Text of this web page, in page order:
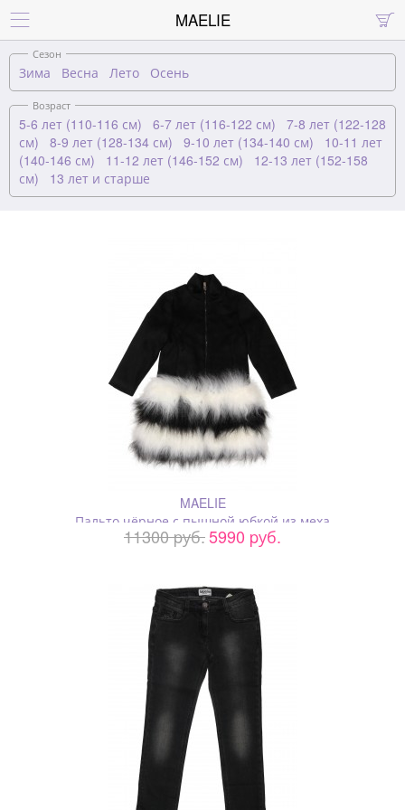
 
MAELIE
Сезон
Зима Весна Лето Осень
Возраст
5-6 лет (110-116 см) 6-7 лет (116-122 см)
7-8 лет (122-128
см)
8-9 лет (128-134 см) 9-10 лет (134-140 см)
10-11 лет
(140-146 см)
11-12 лет (146-152 см)
12-13 лет (152-158
см)
13 лет и старше
MAELIE
Пальто чёрное с пышной юбкой из меха
11300 pуб.5990 pуб.